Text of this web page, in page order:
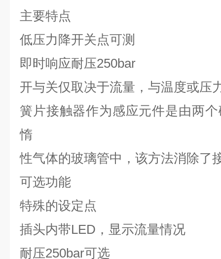
主要特点
低压力降开关点可测
即时响应耐压250bar
开与关仅取决于流量，与温度或压
簧片接触器作为感应元件是由两
惰
性气体的玻璃管中，该方法消除了
可选功能
特殊的设定点
插头内带LED ，显示流量情况
耐压250bar可选